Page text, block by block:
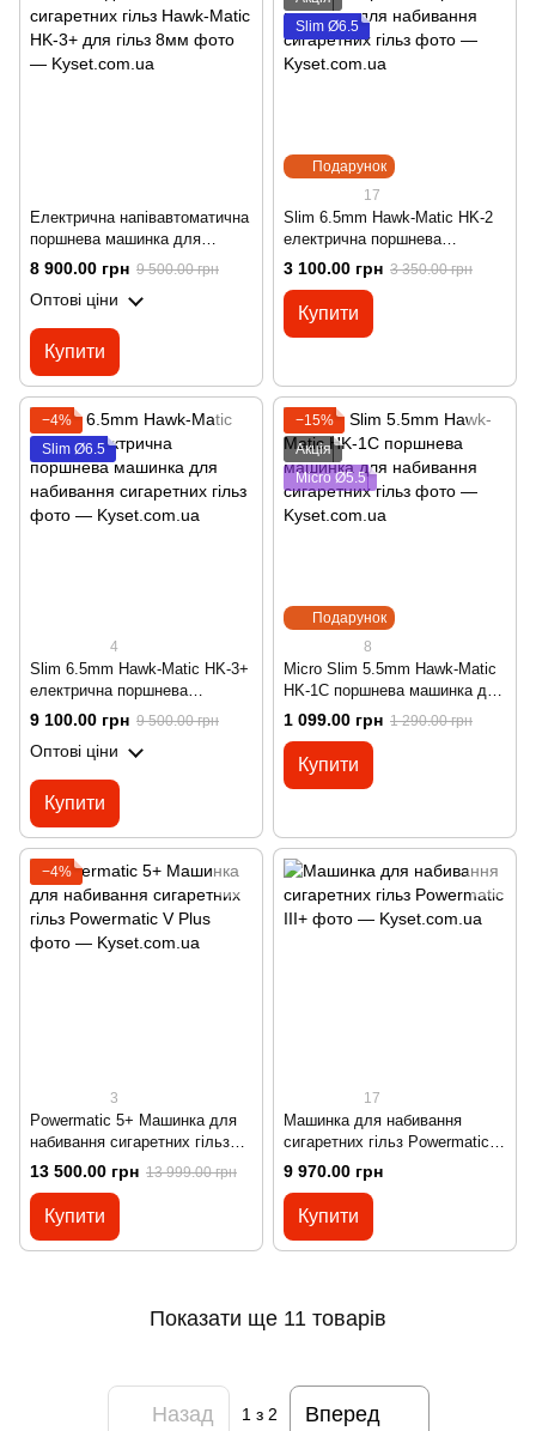
Електрична напівавтоматична
поршнева машинка для
набивання сигаретних гільз
Hawk-Matic HK-3+ для гільз
8мм
8 900.00 грн 9 500.00 грн
Оптові ціни
Купити
Подарунок
Slim Ø6.5
17
Slim 6.5mm Hawk-Matic HK-2
електрична поршнева
машинка для набивання
сигаретних гільз
3 100.00 грн 3 350.00 грн
Купити
−4%
Slim Ø6.5
4
Slim 6.5mm Hawk-Matic HK-3+
електрична поршнева
машинка для набивання
сигаретних гільз
9 100.00 грн 9 500.00 грн
Оптові ціни
Купити
Подарунок
−15%
Акція
Micro Ø5.5
8
Micro Slim 5.5mm Hawk-Matic
HK-1С поршнева машинка для
набивання сигаретних гільз
1 099.00 грн 1 290.00 грн
Купити
−4%
3
Powermatic 5+ Машинка для
набивання сигаретних гільз
Powermatic V Plus
13 500.00 грн 13 999.00 грн
Купити
17
Машинка для набивання
сигаретних гільз Powermatic
III+
9 970.00 грн
Купити
Показати ще 11 товарів
Назад 1з 2 Вперед